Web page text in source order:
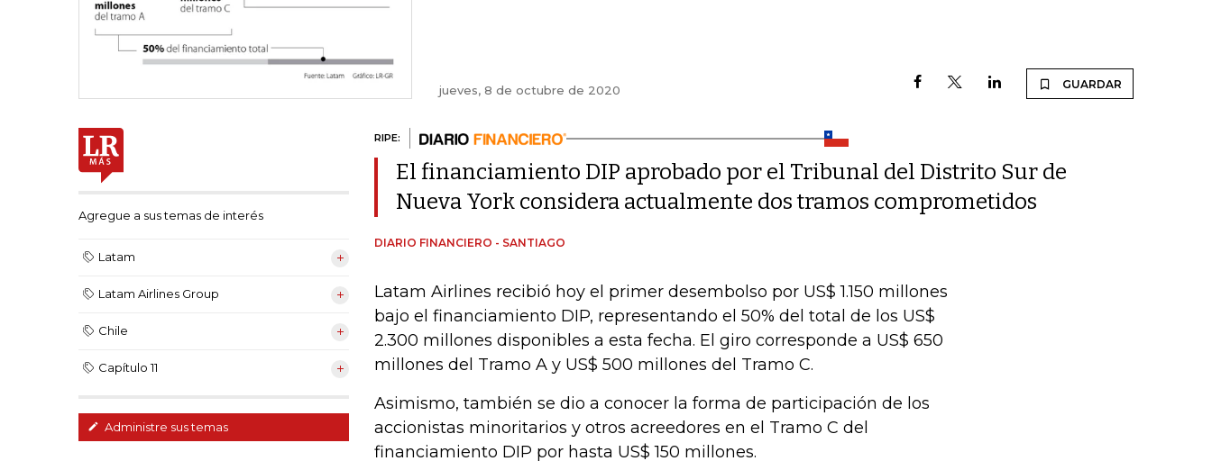
jueves, 8 de octubre de 2020 GUARDAR
Agregue a sus temas de interés
Latam
Latam Airlines Group
Chile
Capítulo 11
Administre sus temas
RIPE:
El financiamiento DIP aprobado por el Tribunal del Distrito Sur de
Nueva York considera actualmente dos tramos comprometidos
DIARIO FINANCIERO - SANTIAGO
Latam Airlines recibió hoy el primer desembolso por US$ 1.150 millones
bajo el financiamiento DIP, representando el 50% del total de los US$
2.300 millones disponibles a esta fecha. El giro corresponde a US$ 650
millones del Tramo A y US$ 500 millones del Tramo C.
Asimismo, también se dio a conocer la forma de participación de los
accionistas minoritarios y otros acreedores en el Tramo C del
financiamiento DIP por hasta US$ 150 millones.